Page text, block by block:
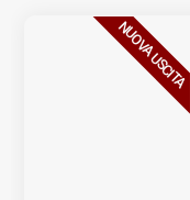
NUOVA USCITA